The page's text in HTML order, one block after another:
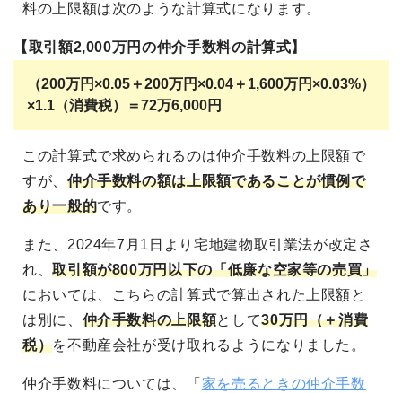
料の上限額は次のような計算式になります。
【取引額2,000万円の仲介手数料の計算式】
（200万円×0.05＋200万円×0.04＋1,600万円×0.03%）
×1.1（消費税）＝72万6,000円
この計算式で求められるのは仲介手数料の上限額で
すが、 仲介手数料の額は上限額であることが慣例で
あり一般的です。
また、2024年7月1日より宅地建物取引業法が改定さ
れ、取引額が800万円以下の「低廉な空家等の売買」
においては、こちらの計算式で算出された上限額と
は別に、 仲介手数料の上限額として30万円（＋消費
税）を不動産会社が受け取れるようになりました。
仲介手数料については、「 家を売るときの仲介手数